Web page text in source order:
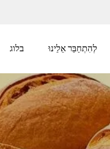
לְהִתְחַבֵּר אֵלֵינוּ בלוג